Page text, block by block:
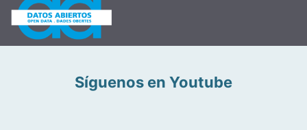
Síguenos en Youtube